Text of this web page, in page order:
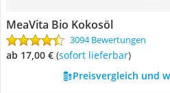
MeaVita Bio Kokosöl
3094 Bewertungen
ab 17,00 € ( Sofort lieferbar)
Preisvergleich und